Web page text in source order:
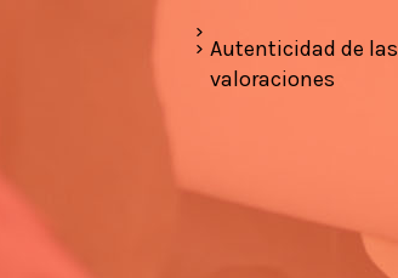
Autenticidad de las
valoraciones